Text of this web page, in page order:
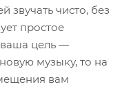
звучать чисто, без
простое
цель —
музыку, то на
вам